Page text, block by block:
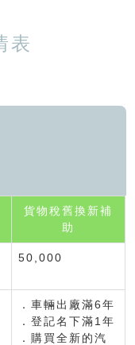
表
貨物稅舊換新補
助
50,000
．車輛出廠滿6年
．登記名下滿1年
．購買全新的汽